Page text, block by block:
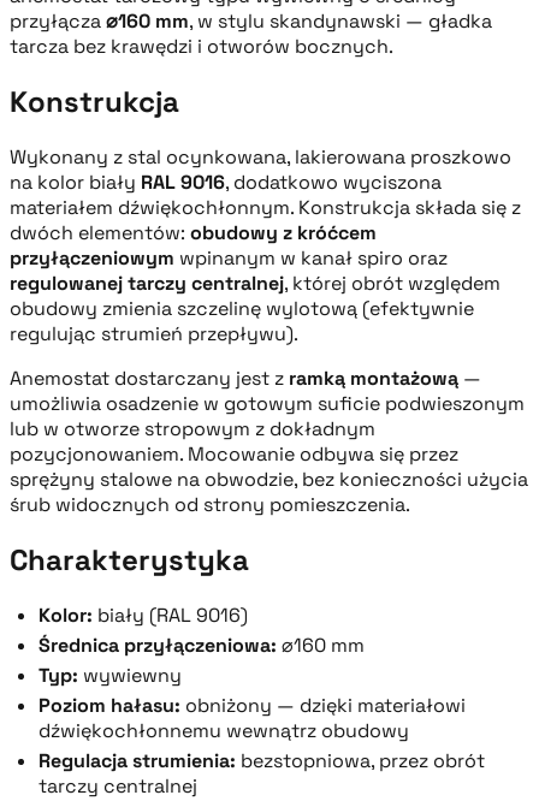
przyłącza⌀160 mm, w stylu skandynawski — gładka
tarcza bez krawędzi i otworów bocznych.
Konstrukcja
Wykonany z stal ocynkowana, lakierowana proszkowo
na kolor biały RAL 9016, dodatkowo wyciszona
materiałem dźwiękochłonnym. Konstrukcja składa się z
dwóch elementów: obudowy z króćcem
przyłączeniowym wpinanym w kanał spiro oraz
regulowanej tarczy centralnej, której obrót względem
obudowy zmienia szczelinę wylotową (efektywnie
regulując strumień przepływu).
Anemostat dostarczany jest z ramką montażową —
umożliwia osadzenie w gotowym suficie podwieszonym
lub w otworze stropowym z dokładnym
pozycjonowaniem. Mocowanie odbywa się przez
sprężyny stalowe na obwodzie, bez konieczności użycia
śrub widocznych od strony pomieszczenia.
Charakterystyka
Kolor: biały (RAL 9016)
Średnica przyłączeniowa: ⌀160 mm
Typ: wywiewny
Poziom hałasu: obniżony — dzięki materiałowi
dźwiękochłonnemu wewnątrz obudowy
Regulacja strumienia: bezstopniowa, przez obrót
tarczy centralnej